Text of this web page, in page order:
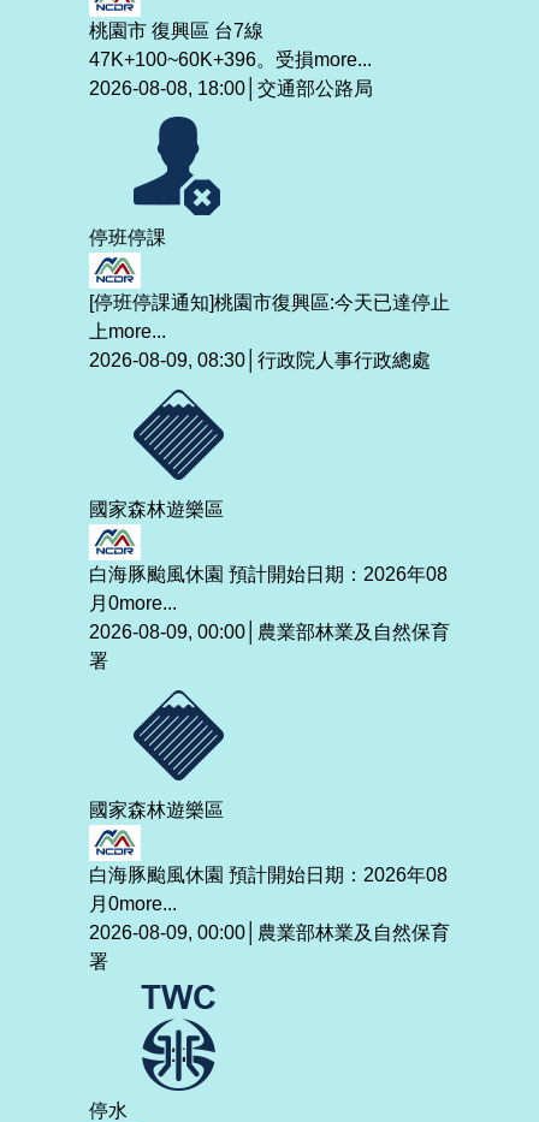
桃園市 復興區 台7線
47K+100~60K+396。受損more...
2026-08-08, 18:00│交通部公路局
停班停課
[停班停課通知]桃園市復興區:今天已達停止
上more...
2026-08-09, 08:30│行政院人事行政總處
國家森林遊樂區
白海豚颱風休園 預計開始日期：2026年08
月0more...
2026-08-09, 00:00│農業部林業及自然保育
署
國家森林遊樂區
白海豚颱風休園 預計開始日期：2026年08
月0more...
2026-08-09, 00:00│農業部林業及自然保育
署
停水